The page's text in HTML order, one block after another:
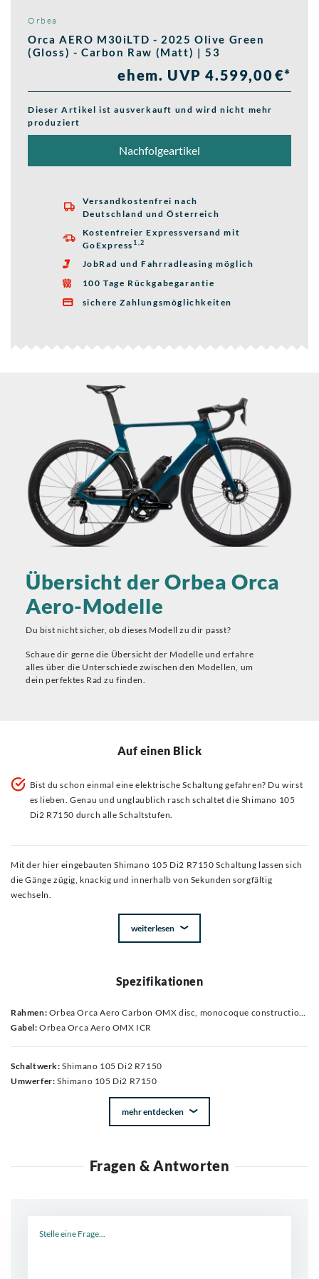
Orbea
Orca AERO M30iLTD - 2025 Olive Green
(Gloss) - Carbon Raw (Matt) | 53
ehem. UVP 4.599,00 €*
Dieser Artikel ist ausverkauft und wird nicht mehr
produziert
Nachfolgeartikel

Versandkostenfrei nach
Deutschland und Österreich

Kostenfreier Expressversand mit
GoExpress 1,2
 JobRad und Fahrradleasing möglich
 100 Tage Rückgabegarantie
 sichere Zahlungsmöglichkeiten
Übersicht der Orbea Orca
Aero-Modelle
Du bist nicht sicher, ob dieses Modell zu dir passt?
Schaue dir gerne die Übersicht der Modelle und erfahre
alles über die Unterschiede zwischen den Modellen, um
dein perfektes Rad zu finden.
Auf einen Blick
Bist du schon einmal eine elektrische Schaltung gefahren? Du wirst
es lieben. Genau und unglaublich rasch schaltet die Shimano 105
Di2 R7150 durch alle Schaltstufen.
Mit der hier eingebauten Shimano 105 Di2 R7150 Schaltung lassen sich
die Gänge zügig, knackig und innerhalb von Sekunden sorgfältig
wechseln.
weiterlesen
Spezifikationen
Rahmen: Orbea Orca Aero Carbon OMX disc, monocoque construction, HS 1,5", BB 386, powermeter compatible, Thru Axle 12mm x 142mm rear, thread M12x2 P1, Speed release compatible, internal cable routing, EC/DC compatible
Gabel: Orbea Orca Aero OMX ICR
Schaltwerk: Shimano 105 Di2 R7150
Umwerfer: Shimano 105 Di2 R7150
mehr entdecken
Fragen & Antworten